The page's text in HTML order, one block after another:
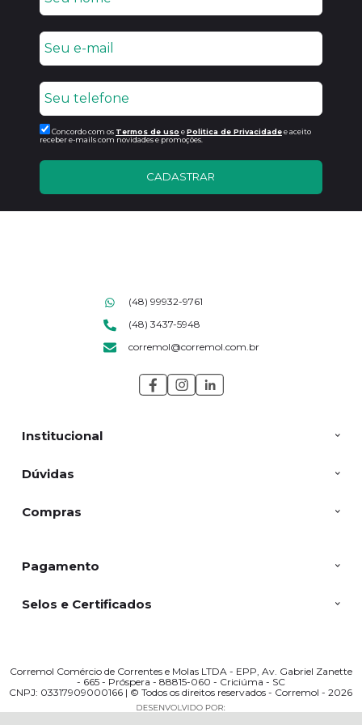
Concordo com os Termos de uso ePolitica de Privacidadee aceito
receber e-mails com novidades e promoções.
CADASTRAR
Institucional
Dúvidas
Compras
(48) 99932-9761
(48) 3437-5948
corremol@corremol.com.br
Pagamento
Selos e Certificados
Corremol Comércio de Correntes e Molas LTDA - EPP, Av. Gabriel Zanette
- 665 - Próspera - 88815-060 - Criciúma - SC
CNPJ: 03317909000166 | © Todos os direitos reservados - Corremol - 2026